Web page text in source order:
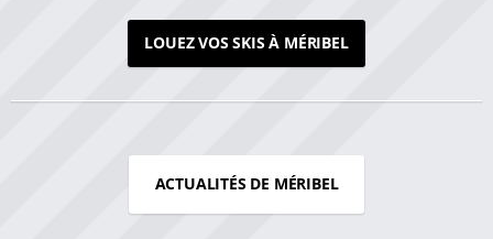
LOUEZ VOS SKIS À MÉRIBEL
ACTUALITÉS DE MÉRIBEL